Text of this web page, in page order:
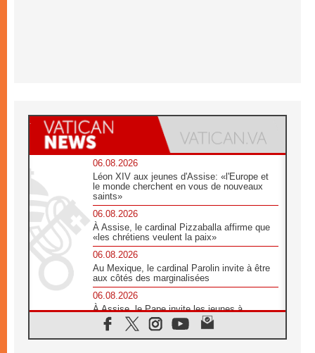
06.08.2026
Léon XIV aux jeunes d'Assise: «l'Europe et
le monde cherchent en vous de nouveaux
saints»
06.08.2026
À Assise, le cardinal Pizzaballa affirme que
«les chrétiens veulent la paix»
06.08.2026
Au Mexique, le cardinal Parolin invite à être
aux côtés des marginalisées
06.08.2026
À Assise, le Pape invite les jeunes à
«construire la civilisation de l'amour»
05.08.2026